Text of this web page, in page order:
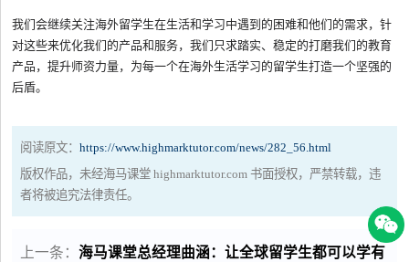
我们会继续关注海外留学生在生活和学习中遇到的困难和他们的需求，针
对这些来优化我们的产品和服务，我们只求踏实、稳定的打磨我们的教育
产品，提升师资力量，为每一个在海外生活学习的留学生打造一个坚强的
后盾。
阅读原文：https://www.highmarktutor.com/news/282_56.html
版权作品，未经海马课堂 highmarktutor.com 书面授权，严禁转载，违
者将被追究法律责任。
上一条：海马课堂总经理曲涵：让全球留学生都可以学有